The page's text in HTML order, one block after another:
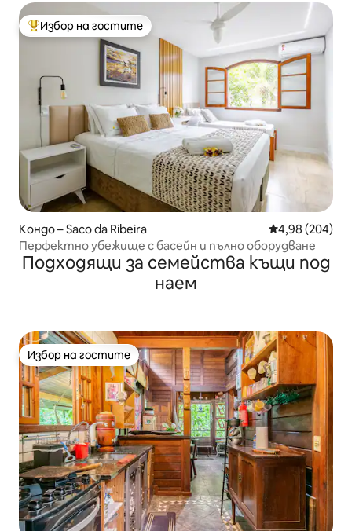
Най-популярен избор на гостите
Избор на гостите
Кондо – Saco da Ribeira Средна
4,98 (204)
Перфектно убежище с басейн и пълно оборудване
Подходящи за семейства къщи под
наем
Избор на гостите
Избор на гостите